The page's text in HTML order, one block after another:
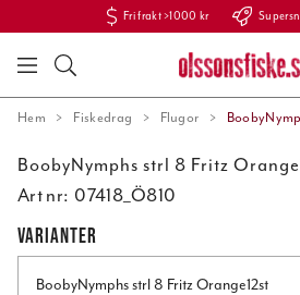
Fri frakt >1000 kr
Hem Fiskedrag Flugor
BoobyNymphs strl 8 Fritz
Art nr: 07418_Ö810
VARIANTER
BoobyNymphs strl 8 Fritz Orange12st